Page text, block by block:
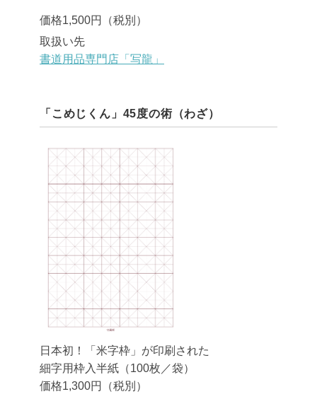
価格1,500円（税別）
取扱い先
書道用品専門店「写龍」
「こめじくん」45度の術（わざ）
日本初！「米字枠」が印刷された
細字用枠入半紙（100枚／袋）
価格1,300円（税別）